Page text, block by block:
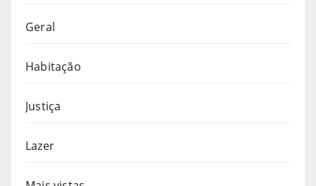
Geral
Habitação
Justiça
Lazer